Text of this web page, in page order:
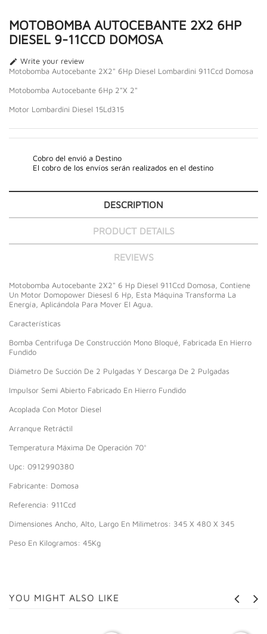
MOTOBOMBA AUTOCEBANTE 2X2 6HP
DIESEL 9-11CCD DOMOSA
 Write your review
Motobomba Autocebante 2X2" 6Hp Diesel Lombardini 911Ccd Domosa
Motobomba Autocebante 6Hp 2"X 2"
Motor Lombardini Diesel 15Ld315
Cobro del envió a Destino
El cobro de los envíos serán realizados en el destino
DESCRIPTION
PRODUCT DETAILS
REVIEWS
Motobomba Autocebante 2X2" 6 Hp Diesel 911Ccd Domosa, Contiene
Un Motor Domopower Diesesl 6 Hp, Esta Máquina Transforma La
Energía, Aplicándola Para Mover El Agua.
Características
Bomba Centrifuga De Construcción Mono Bloqué, Fabricada En Hierro
Fundido
Diámetro De Succión De 2 Pulgadas Y Descarga De 2 Pulgadas
Impulsor Semi Abierto Fabricado En Hierro Fundido
Acoplada Con Motor Diesel
Arranque Retráctil
Temperatura Máxima De Operación 70°
Upc: 0912990380
Fabricante: Domosa
Referencia: 911Ccd
Dimensiones Ancho, Alto, Largo En Milimetros: 345 X 480 X 345
Peso En Kilogramos: 45Kg
YOU MIGHT ALSO LIKE